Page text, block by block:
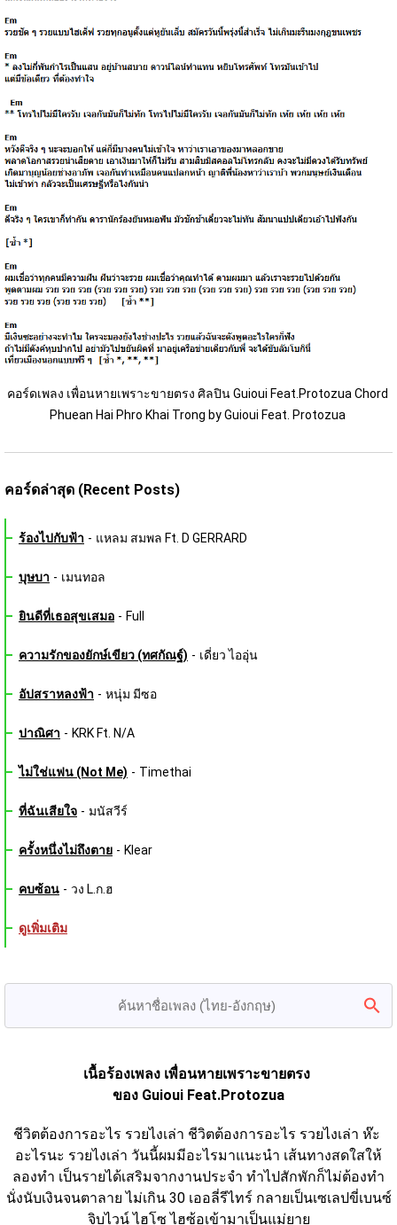
คอร์ดเพลง เพื่อนหายเพราะขายตรง ศิลปิน Guioui Feat.Protozua Chord
Phuean Hai Phro Khai Trong by Guioui Feat. Protozua
คอร์ดล่าสุด (Recent Posts)
ร้องไปกับฟ้า - แหลม สมพล Ft. D GERRARD
บุษบา - เมนทอล
ยินดีที่เธอสุขเสมอ - Full
ความรักของยักษ์เขียว (ทศกัณฐ์) - เดี่ยว ไออุ่น
อัปสราหลงฟ้า - หนุ่ม มีซอ
ปาณิศา - KRK Ft. N/A
ไม่ใช่แฟน (Not Me) - Timethai
ที่ฉันเสียใจ - มนัสวีร์
ครั้งหนึ่งไม่ถึงตาย - Klear
คบซ้อน - วง L.ก.ฮ
ดูเพิ่มเติม
เนื้อร้องเพลง เพื่อนหายเพราะขายตรง
ของ Guioui Feat.Protozua
ชีวิตต้องการอะไร รวยไงเล่า ชีวิตต้องการอะไร รวยไงเล่า ห๊ะ
อะไรนะ รวยไงเล่า วันนี้ผมมีอะไรมาแนะนำ เส้นทางสดใสให้
ลองทำ เป็นรายได้เสริมจากงานประจำ ทำไปสักพักก็ไม่ต้องทำ
นั่งนับเงินจนตาลาย ไม่เกิน 30 เออลี่รีไทร์ กลายเป็นเซเลปขี่เบนซ์
จิบไวน์ ไฮโซ ไฮซ้อเข้ามาเป็นแม่ยาย